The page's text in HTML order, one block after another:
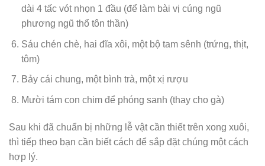
dài 4 tấc vót nhọn 1 đầu (để làm bài vị cúng ngũ
phương ngũ thổ tôn thần)
Sáu chén chè, hai đĩa xôi, một bộ tam sênh (trứng, thịt,
tôm)
Bảy cái chung, một bình trà, một xị rượu
Mười tám con chim để phóng sanh (thay cho gà)
Sau khi đã chuẩn bị những lễ vật cần thiết trên xong xuôi,
thì tiếp theo bạn cần biết cách để sắp đặt chúng một cách
hợp lý.